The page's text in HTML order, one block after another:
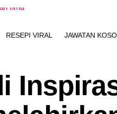
RESEPI VIRAL JAWATAN